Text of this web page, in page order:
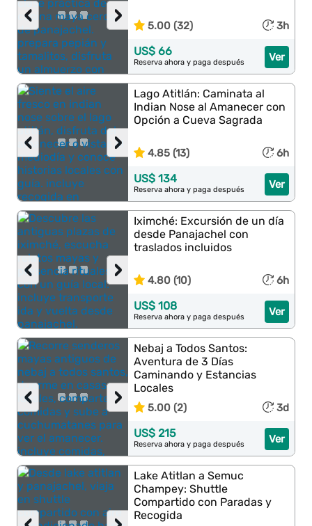
›
‹ 5.00 (32) 3h
Ver
US$ 66
Reserva ahora y paga después
›
‹
Lago Atitlán: Caminata al
Indian Nose al Amanecer con
Opción a Cueva Sagrada
4.85 (13) 6h
Ver
US$ 134
Reserva ahora y paga después
›
‹
Iximché: Excursión de un día
desde Panajachel con
traslados incluidos
4.80 (10) 6h
Ver
US$ 108
Reserva ahora y paga después
›
‹
Nebaj a Todos Santos:
Aventura de 3 Días
Caminando y Estancias
Locales
5.00 (2) 3d
Ver
US$ 215
Reserva ahora y paga después
Lake Atitlan a Semuc
Champey: Shuttle
Compartido con Paradas y
Recogida